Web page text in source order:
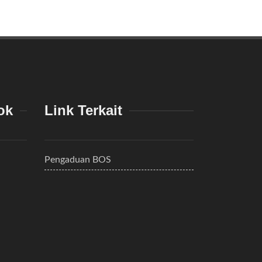
Link Terkait
Pengaduan BOS